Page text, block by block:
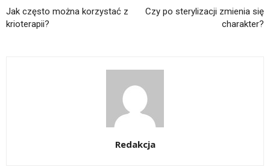
Jak często można korzystać z
krioterapii?
Czy po sterylizacji zmienia się
charakter?
Redakcja